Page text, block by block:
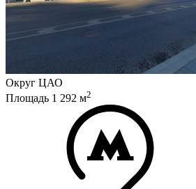
Округ ЦАО
Площадь 1 292 м2